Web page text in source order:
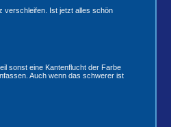
verschleifen. Ist jetzt alles schön
sonst eine Kantenflucht der Farbe
Auch wenn das schwerer ist